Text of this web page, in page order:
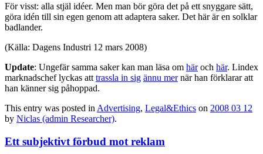
För visst: alla stjäl idéer. Men man bör göra det på ett snyggare sätt,
göra idén till sin egen genom att adaptera saker. Det här är en solklar
badlander.
(Källa: Dagens Industri 12 mars 2008)
Update: Ungefär samma saker kan man läsa om häroch här. Lindex
marknadschef lyckas att trassla in sig ännu mernär han förklarar att
han känner sig påhoppad.
This entry was posted in Advertising, Legal&Ethics on 2008 03 12
by Niclas (admin Researcher).
Ett subjektivt förbud mot reklam